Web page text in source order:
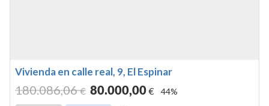
Vivienda en calle real, 9, El Espinar
180.086,06 € 80.000,00€ 44%